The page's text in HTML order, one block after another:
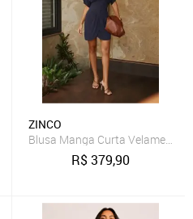
ZINCO
Blusa Manga Curta Velame -
R$379,90